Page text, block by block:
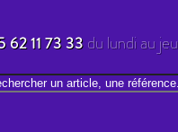
62 11 73 33 du lundi au